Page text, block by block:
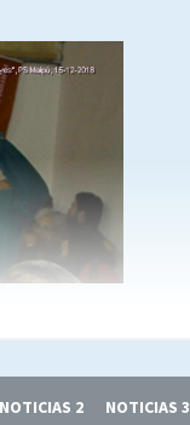
NOTICIAS 2 NOTICIAS 3